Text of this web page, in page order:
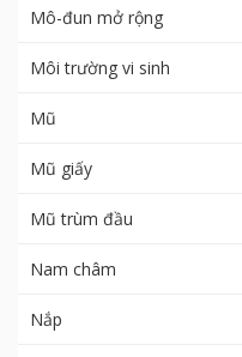
Mô-đun mở rộng
Môi trường vi sinh
Mũ
Mũ giấy
Mũ trùm đầu
Nam châm
Nắp